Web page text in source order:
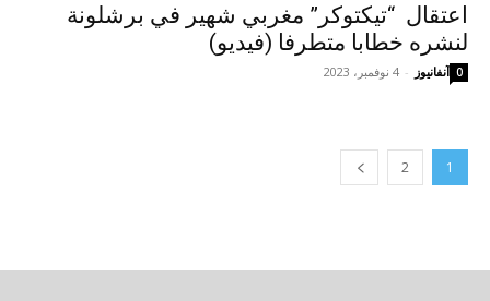
اعتقال “تيكتوكر” مغربي شهير في برشلونة
لنشره خطابا متطرفا (فيديو)
آنفانيوز - 4 نوفمبر، 2023 0
1
2